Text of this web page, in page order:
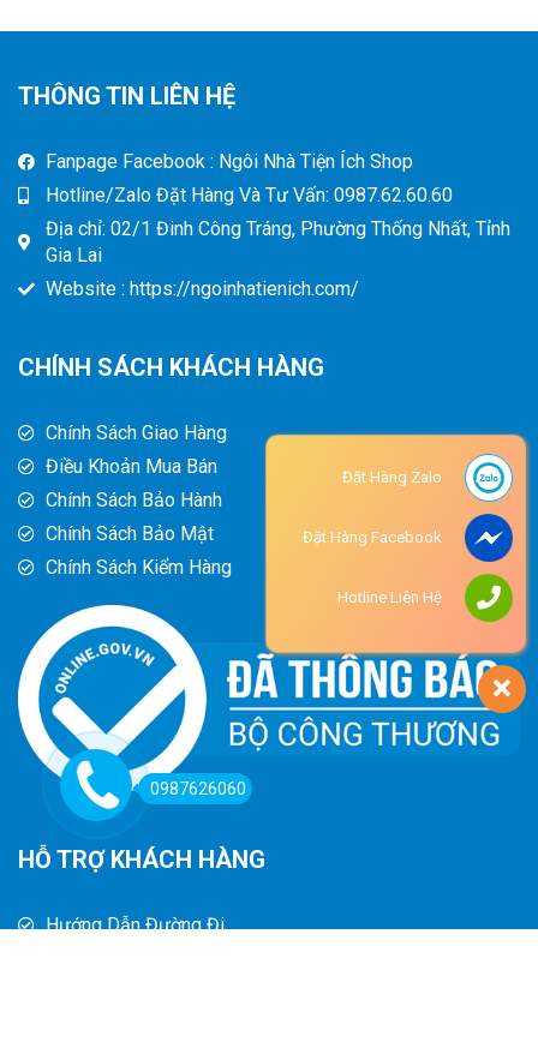
THÔNG TIN LIÊN HỆ
Fanpage Facebook : Ngôi Nhà Tiện Ích Shop
Hotline/Zalo Đặt Hàng Và Tư Vấn: 0987.62.60.60
Địa chỉ: 02/1 Đinh Công Tráng, Phường Thống Nhất, Tỉnh
Gia Lai
Website : https://ngoinhatienich.com/
CHÍNH SÁCH KHÁCH HÀNG
Chính Sách Giao Hàng
Điều Khoản Mua Bán
Chính Sách Bảo Hành
Chính Sách Bảo Mật
Chính Sách Kiểm Hàng
HỖ TRỢ KHÁCH HÀNG
Hướng Dẫn Đường Đi
0987626060
Đặt Hàng Zalo
Đặt Hàng Facebook
Hotline Liên Hệ